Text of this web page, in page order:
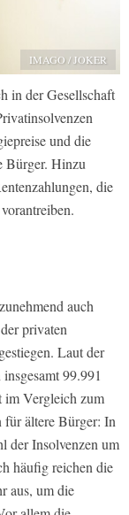
IMAGO / JOKER
in der Gesellschaft
und die
Bürger. Hinzu
die
auch
privaten
Laut der
99.991
im Vergleich zum
für ältere Bürger: In
der Insolvenzen um
häufig reichen die
aus, um die